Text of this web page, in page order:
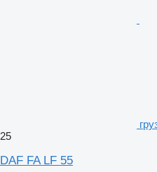
25
DAF FA LF 55